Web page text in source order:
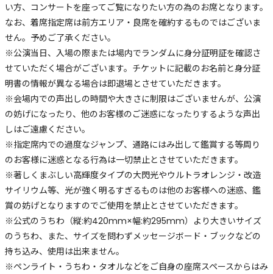
い方、コンサートを座ってご覧になりたい方の為のお席となります。
なお、着席指定席は前方エリア・良席を確約するものではございま
せん。予めご了承ください。
※公演当日、入場の際または場内でランダムに身分証明証を確認さ
せていただく場合がございます。チケットに記載のお名前と身分証
明書の情報が異なる場合は即退場とさせていただきます。
※会場内での声出しの時間や大きさに制限はございませんが、公演
の妨げになったり、他のお客様のご迷惑になったりするような声出
しはご遠慮ください。
※指定席内での過度なジャンプ、通路にはみ出して鑑賞する等周り
のお客様に迷惑となる行為は一切禁止とさせていただきます。
※著しくまぶしい高輝度タイプの大閃光やウルトラオレンジ・改造
サイリウム等、光が強く明るすぎるものは他のお客様への迷惑、鑑
賞の妨げとなりますのでご使用を禁止とさせていただきます。
※公式のうちわ（縦:約420mm×幅:約295mm）より大きいサイズ
のうちわ、また、サイズを問わずメッセージボード・ブックなどの
持ち込み、使用は出来ません。
※ペンライト・うちわ・タオルなどをご自身の座席スペースからはみ